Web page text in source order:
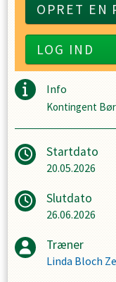
OPRET EN
LOG IND
Info
Kontingent
Startdato
20.05.2026
Slutdato
26.06.2026
Træner
Linda Bloch